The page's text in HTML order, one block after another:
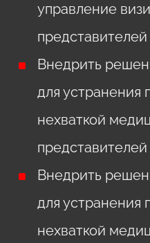
управление
представителей
Внедрить
для устранения
нехваткой
Внедрить
для устранения
нехваткой